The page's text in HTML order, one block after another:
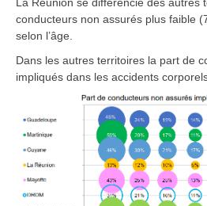
conducteurs non assurés plus faible
selon l’âge.
Dans les autres territoires la part de
impliqués dans les accidents